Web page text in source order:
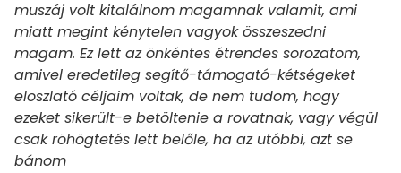
muszáj volt kitalálnom magamnak valamit, ami
miatt megint kénytelen vagyok összeszedni
magam. Ez lett az önkéntes étrendes sorozatom,
amivel eredetileg segítő-támogató-kétségeket
eloszlató céljaim voltak, de nem tudom, hogy
ezeket sikerült-e betöltenie a rovatnak, vagy végül
csak röhögtetés lett belőle, ha az utóbbi, azt se
bánom